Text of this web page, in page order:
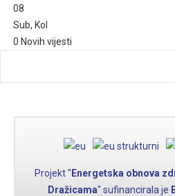
08
Sub, Kol
0 Novih vijesti
Projekt "Energetska obnova
Dražicama" sufinancirala je